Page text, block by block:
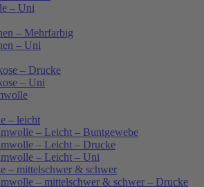
– Uni
– Mehrfarbig
– Uni
– Drucke
– Uni
– leicht
– Leicht – Buntgewebe
– Leicht – Drucke
– Leicht – Uni
– mittelschwer & schwer
– mittelschwer & schwer – Drucke